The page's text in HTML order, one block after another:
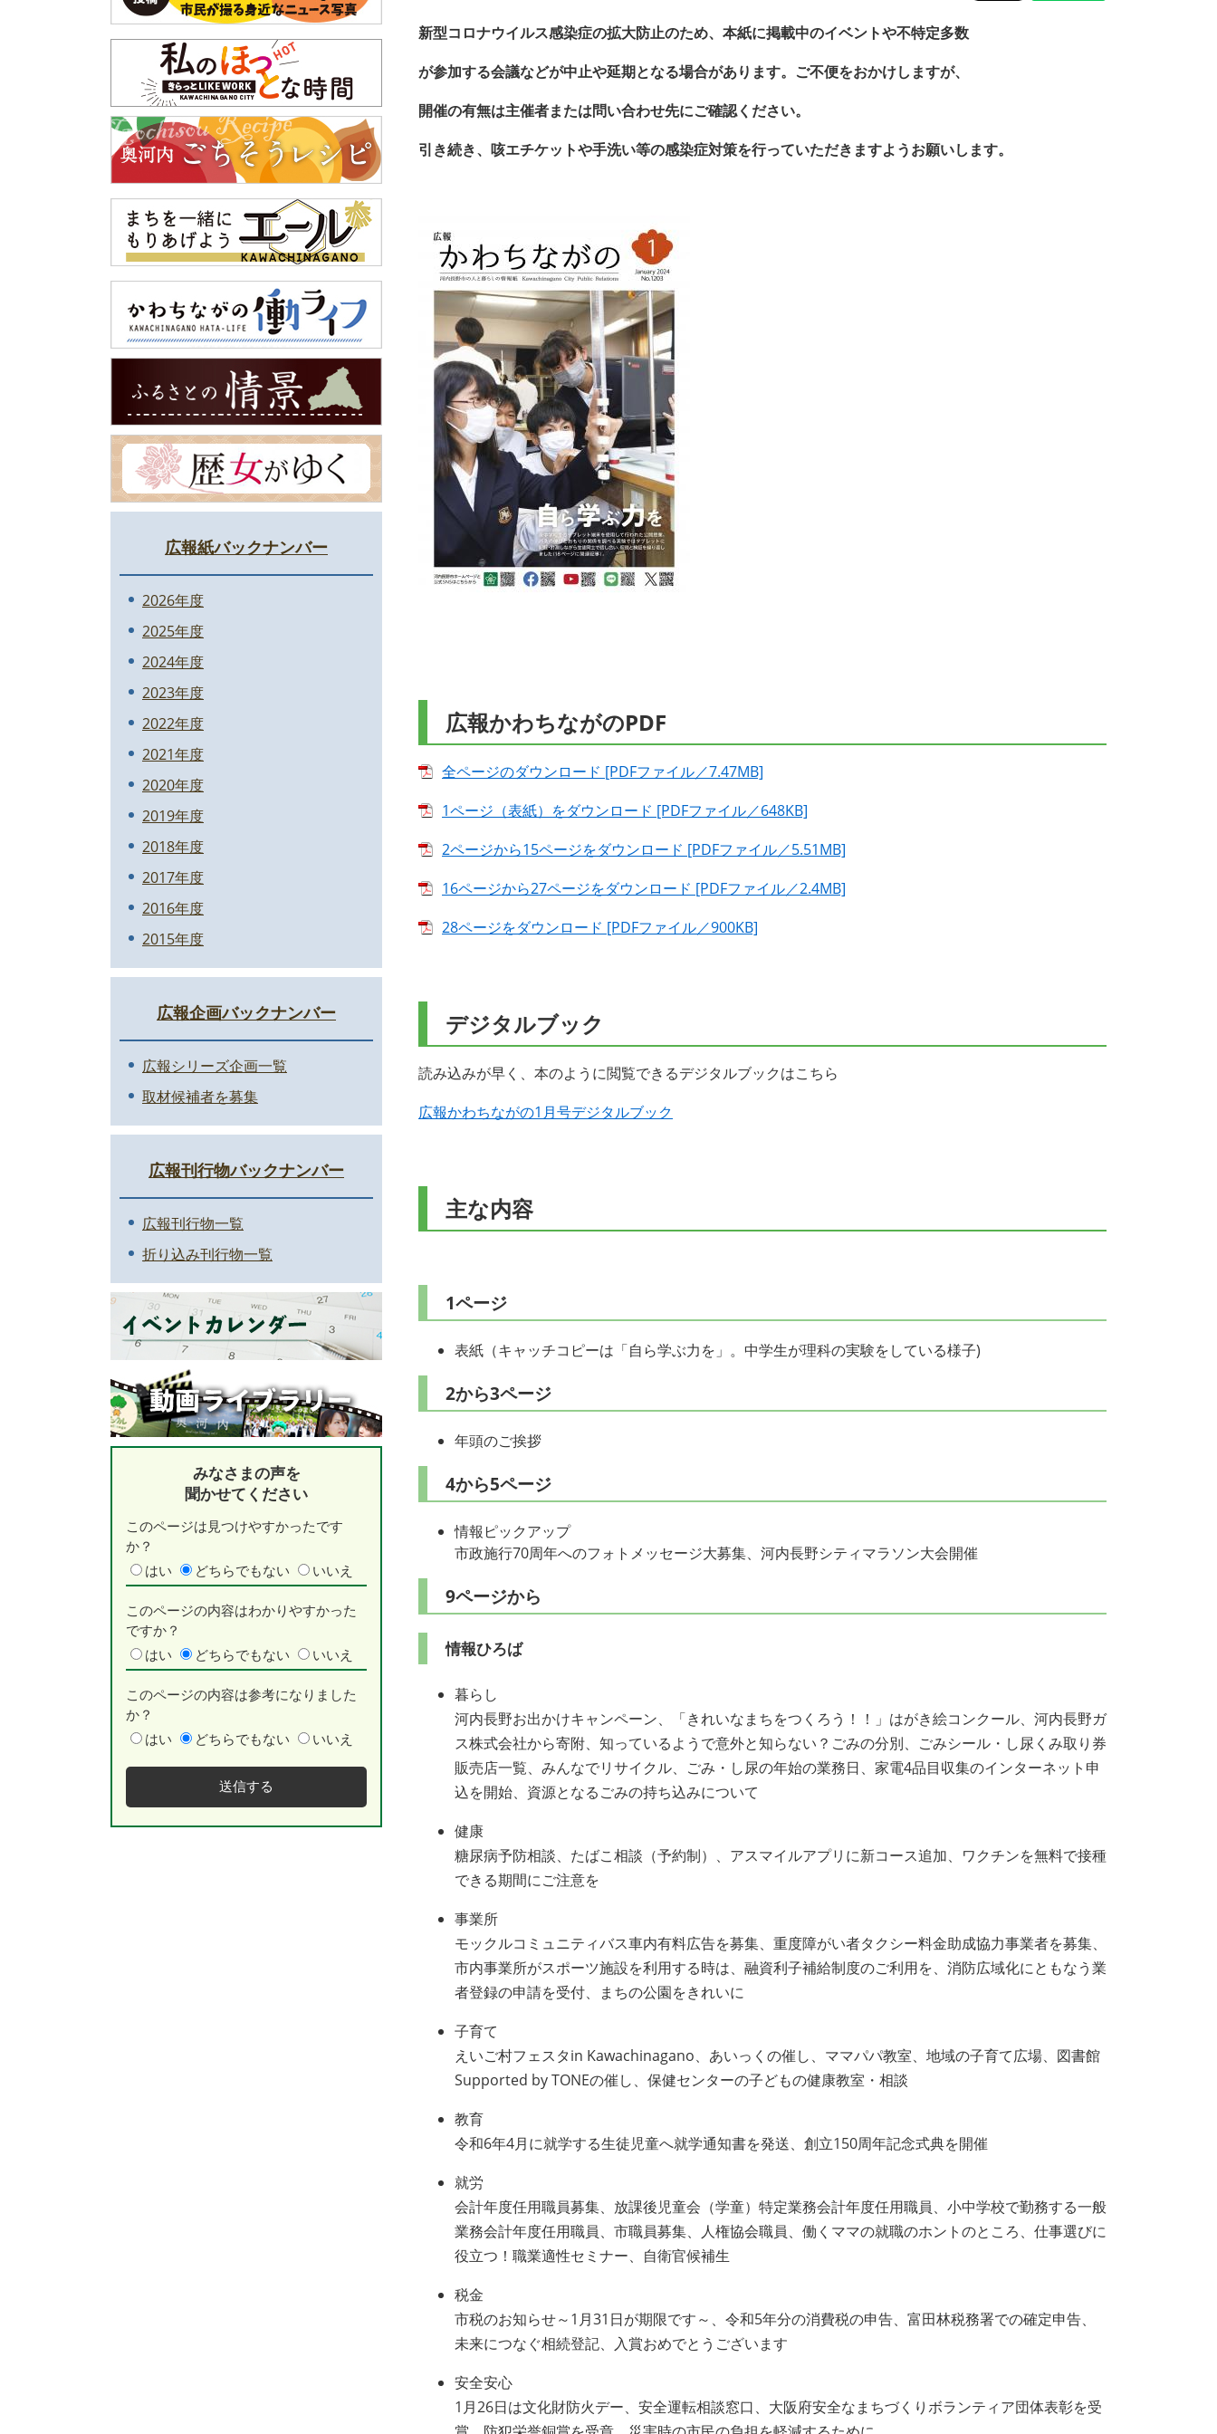
新型コロナウイルス感染症の拡大防止のため、本紙に掲載中のイベントや不特定多数
が参加する会議などが中止や延期となる場合があります。ご不便をおかけしますが、
開催の有無は主催者または問い合わせ先にご確認ください。
引き続き、咳エチケットや手洗い等の感染症対策を行っていただきますようお願いします。
広報かわちながのPDF
全ページのダウンロード [PDFファイル／7.47MB]
1ページ（表紙）をダウンロード [PDFファイル／648KB]
2ページから15ページをダウンロード [PDFファイル／5.51MB]
16ページから27ページをダウンロード [PDFファイル／2.4MB]
28ページをダウンロード [PDFファイル／900KB]
デジタルブック
読み込みが早く、本のように閲覧できるデジタルブックはこちら
広報かわちながの1月号デジタルブック
主な内容
1ページ
表紙（キャッチコピーは「自ら学ぶ力を」。中学生が理科の実験をしている様子)
2から3ページ
年頭のご挨拶
4から5ページ
情報ピックアップ
市政施行70周年へのフォトメッセージ大募集、河内長野シティマラソン大会開催
9ページから
情報ひろば
暮らし
河内長野お出かけキャンペーン、「きれいなまちをつくろう！！」はがき絵コンクール、河内長野ガ
ス株式会社から寄附、知っているようで意外と知らない？ごみの分別、ごみシール・し尿くみ取り券
販売店一覧、みんなでリサイクル、ごみ・し尿の年始の業務日、家電4品目収集のインターネット申
込を開始、資源となるごみの持ち込みについて
健康
糖尿病予防相談、たばこ相談（予約制）、アスマイルアプリに新コース追加、ワクチンを無料で接種
できる期間にご注意を
事業所
モックルコミュニティバス車内有料広告を募集、重度障がい者タクシー料金助成協力事業者を募集、
市内事業所がスポーツ施設を利用する時は、融資利子補給制度のご利用を、消防広域化にともなう業
者登録の申請を受付、まちの公園をきれいに
子育て
えいご村フェスタin Kawachinagano、あいっくの催し、ママパパ教室、地域の子育て広場、図書館
Supported by TONEの催し、保健センターの子どもの健康教室・相談
教育
令和6年4月に就学する生徒児童へ就学通知書を発送、創立150周年記念式典を開催
就労
会計年度任用職員募集、放課後児童会（学童）特定業務会計年度任用職員、小中学校で勤務する一般
業務会計年度任用職員、市職員募集、人権協会職員、働くママの就職のホントのところ、仕事選びに
役立つ！職業適性セミナー、自衛官候補生
税金
市税のお知らせ～1月31日が期限です～、令和5年分の消費税の申告、富田林税務署での確定申告、
未来につなぐ相続登記、入賞おめでとうございます
安全安心
1月26日は文化財防火デー、安全運転相談窓口、大阪府安全なまちづくりボランティア団体表彰を受
広報紙バックナンバー
2026年度
2025年度
2024年度
2023年度
2022年度
2021年度
2020年度
2019年度
2018年度
2017年度
2016年度
2015年度
広報企画バックナンバー
広報シリーズ企画一覧
取材候補者を募集
広報刊行物バックナンバー
広報刊行物一覧
折り込み刊行物一覧
みなさまの声を
聞かせてください
このページは見つけやすかったです
か？
はい
どちらでもない いいえ
このページの内容はわかりやすかった
ですか？
はい
どちらでもない いいえ
このページの内容は参考になりました
か？
はい
どちらでもない いいえ